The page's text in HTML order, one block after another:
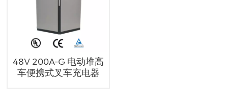
48V 200A-G 电动堆高
车便携式叉车充电器